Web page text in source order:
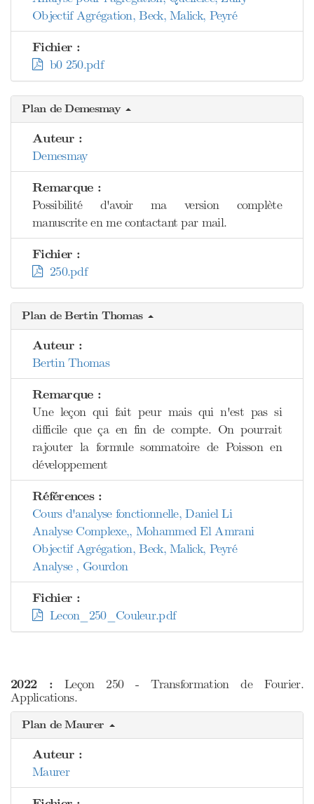
Objectif Agrégation, Beck, Malick, Peyré
Fichier :
b0 250.pdf
Plan de Demesmay
Auteur :
Demesmay
Remarque :
Possibilité d'avoir ma version complète
manuscrite en me contactant par mail.
Fichier :
250.pdf
Plan de Bertin Thomas
Auteur :
Bertin Thomas
Remarque :
Une leçon qui fait peur mais qui n'est pas si
difficile que ça en fin de compte. On pourrait
rajouter la formule sommatoire de Poisson en
développement
Références :
Cours d'analyse fonctionnelle, Daniel Li
Analyse Complexe,, Mohammed El Amrani
Objectif Agrégation, Beck, Malick, Peyré
Analyse , Gourdon
Fichier :
Lecon_250_Couleur.pdf
2022 : Leçon 250 - Transformation de Fourier.
Applications.
Plan de Maurer
Auteur :
Maurer